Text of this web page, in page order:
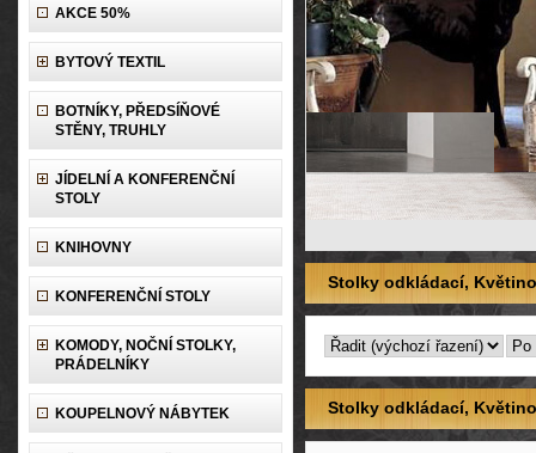
AKCE 50%
BYTOVÝ TEXTIL
BOTNÍKY, PŘEDSÍŇOVÉ
STĚNY, TRUHLY
JÍDELNÍ A KONFERENČNÍ
STOLY
KNIHOVNY
KONFERENČNÍ STOLY
KOMODY, NOČNÍ STOLKY,
PRÁDELNÍKY
KOUPELNOVÝ NÁBYTEK
Stolky odkládací,
Stolky odkládací,